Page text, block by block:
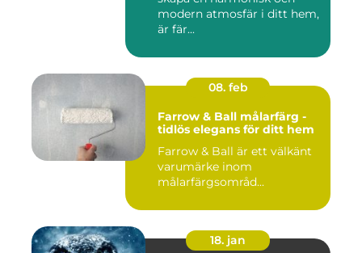
modern atmosfär i ditt hem,
är fär...
08. feb
Farrow & Ball målarfärg -
tidlös elegans för ditt hem
Farrow & Ball är ett välkänt
varumärke inom
målarfärgsområd...
18. jan